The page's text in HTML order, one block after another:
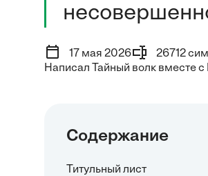
17 мая 2026 26712
Написал Тайный волк вместе с
Содержание
Титульный лист